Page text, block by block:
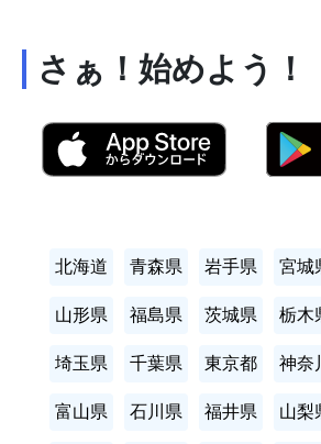
さぁ！始めよう！
北海道 青森県 岩手県 宮城
山形県 福島県 茨城県 栃木
埼玉県 千葉県 東京都 神奈
富山県 石川県 福井県 山梨